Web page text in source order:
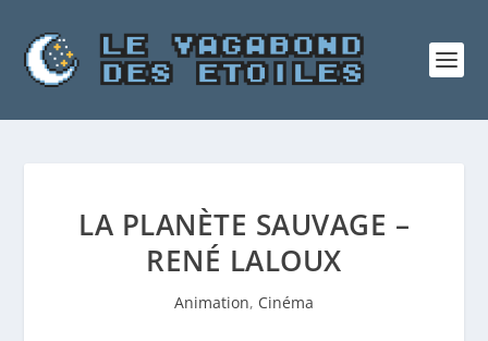
LA PLANÈTE SAUVAGE –
RENÉ LALOUX
Animation, Cinéma